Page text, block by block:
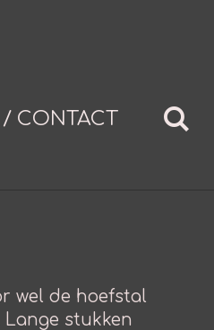
CONTACT
wel de hoefstal
stukken